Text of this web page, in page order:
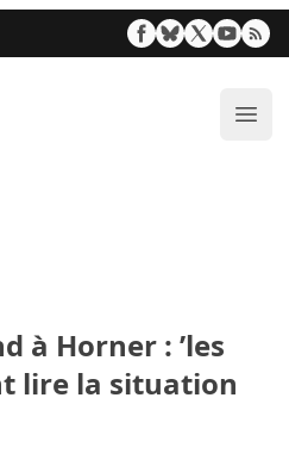
à Horner : ’les
lire la situation